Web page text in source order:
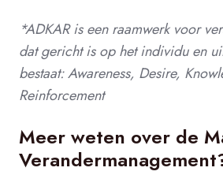
*ADKAR is een raamwerk voor
dat gericht is op het individu en
bestaat: Awareness, Desire,
Reinforcement
Meer weten over de